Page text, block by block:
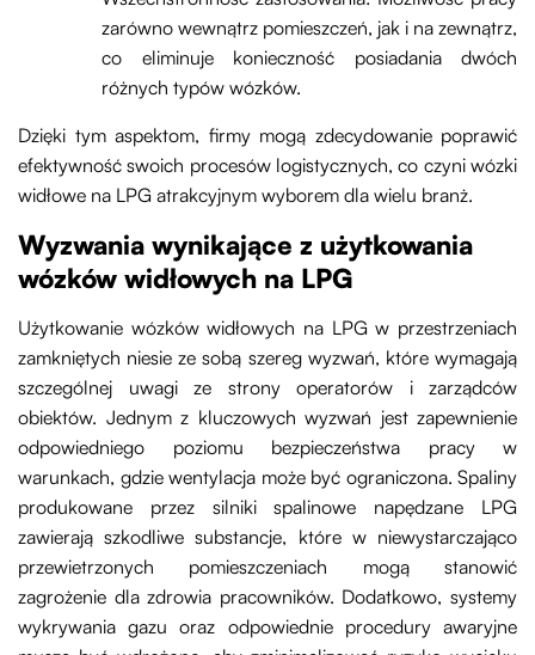
zarówno wewnątrz pomieszczeń, jak i na zewnątrz,
co eliminuje konieczność posiadania dwóch
różnych typów wózków.
Dzięki tym aspektom, firmy mogą zdecydowanie poprawić
efektywność swoich procesów logistycznych, co czyni wózki
widłowe na LPG atrakcyjnym wyborem dla wielu branż.
Wyzwania wynikające z użytkowania
wózków widłowych na LPG
Użytkowanie wózków widłowych na LPG w przestrzeniach
zamkniętych niesie ze sobą szereg wyzwań, które wymagają
szczególnej uwagi ze strony operatorów i zarządców
obiektów. Jednym z kluczowych wyzwań jest zapewnienie
odpowiedniego poziomu bezpieczeństwa pracy w
warunkach, gdzie wentylacja może być ograniczona. Spaliny
produkowane przez silniki spalinowe napędzane LPG
zawierają szkodliwe substancje, które w niewystarczająco
przewietrzonych pomieszczeniach mogą stanowić
zagrożenie dla zdrowia pracowników. Dodatkowo, systemy
wykrywania gazu oraz odpowiednie procedury awaryjne